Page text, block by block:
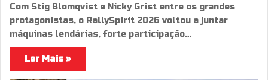
Com Stig Blomqvist e Nicky Grist entre os grandes
protagonistas, o RallySpirit 2026 voltou a juntar
máquinas lendárias, forte participação…
Ler Mais »